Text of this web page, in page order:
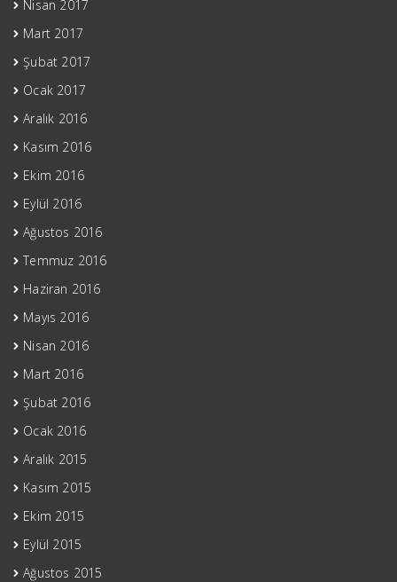
Nisan 2017
Mart 2017
Şubat 2017
Ocak 2017
Aralık 2016
Kasım 2016
Ekim 2016
Eylül 2016
Ağustos 2016
Temmuz 2016
Haziran 2016
Mayıs 2016
Nisan 2016
Mart 2016
Şubat 2016
Ocak 2016
Aralık 2015
Kasım 2015
Ekim 2015
Eylül 2015
Ağustos 2015